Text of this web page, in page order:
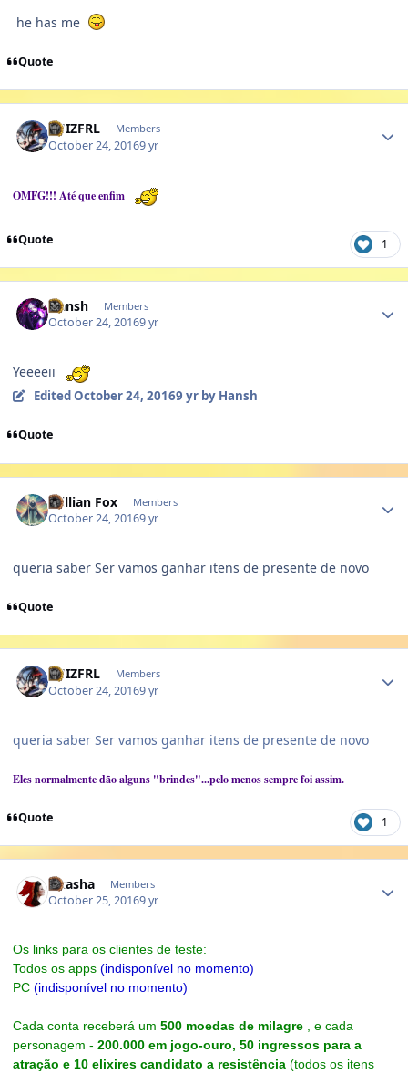
he has me
Quote
LUIZFRL Members
October 24, 20169 yr
OMFG!!! Até que enfim
Quote 1
Hansh Members
October 24, 20169 yr
Yeeeeii
Edited October 24, 20169 yrby Hansh
Quote
Willian Fox Members
October 24, 20169 yr
queria saber Ser vamos ganhar itens de presente de novo
Quote
LUIZFRL Members
October 24, 20169 yr
queria saber Ser vamos ganhar itens de presente de novo
Eles normalmente dão alguns "brindes"...pelo menos sempre foi assim.
Quote 1
Akasha Members
October 25, 20169 yr
Os links para os clientes de teste:
Todos os apps (indisponível no momento)
PC (indisponível no momento)
Cada conta receberá um 500 moedas de milagre , e cada
personagem - 200.000 em jogo-ouro, 50 ingressos para a
atração e 10 elixires candidato a resistência (todos os itens